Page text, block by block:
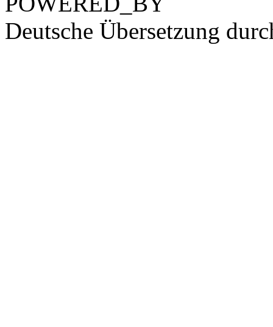
Deutsche Übersetzung